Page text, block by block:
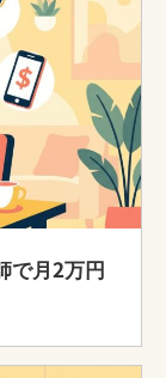
で月2万円